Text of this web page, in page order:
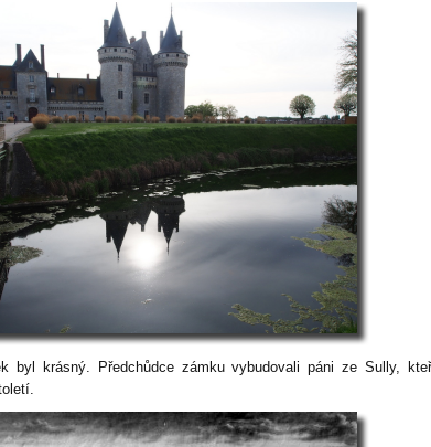
byl krásný. Předchůdce zámku vybudovali páni ze Sully,